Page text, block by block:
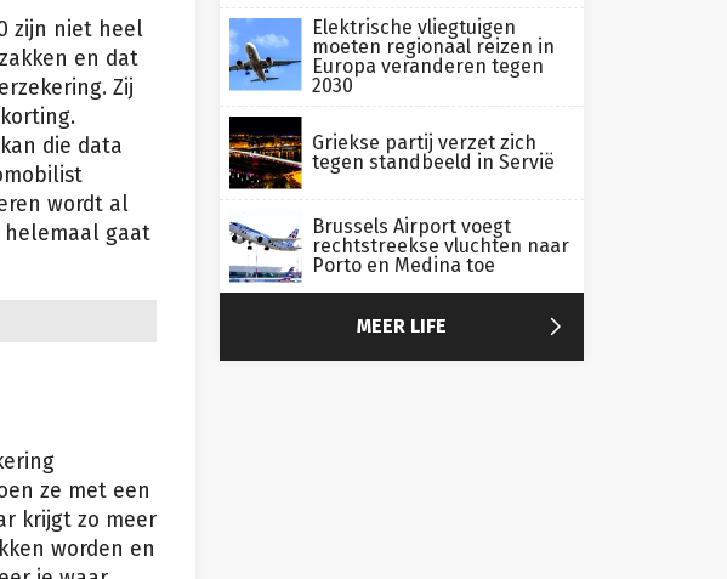
zijn niet heel
en dat
Zij
die data
wordt al
helemaal gaat
ze met een
krijgt zo meer
worden en
Elektrische vliegtuigen
moeten regionaal reizen in
Europa veranderen tegen
2030
Griekse partij verzet zich
tegen standbeeld in Servië
Brussels Airport voegt
rechtstreekse vluchten naar
Porto en Medina toe
MEER LIFE 